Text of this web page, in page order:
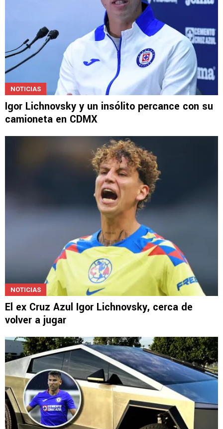
NOTICIAS
Igor Lichnovsky y un insólito percance con su
camioneta en CDMX
NOTICIAS
El ex Cruz Azul Igor Lichnovsky, cerca de
volver a jugar